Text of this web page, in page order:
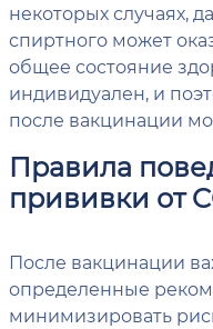
некоторых случаях,
спиртного может
общее состояние
индивидуален, и
после вакцинации
Правила
прививки от
После вакцинации
определенные
минимизировать